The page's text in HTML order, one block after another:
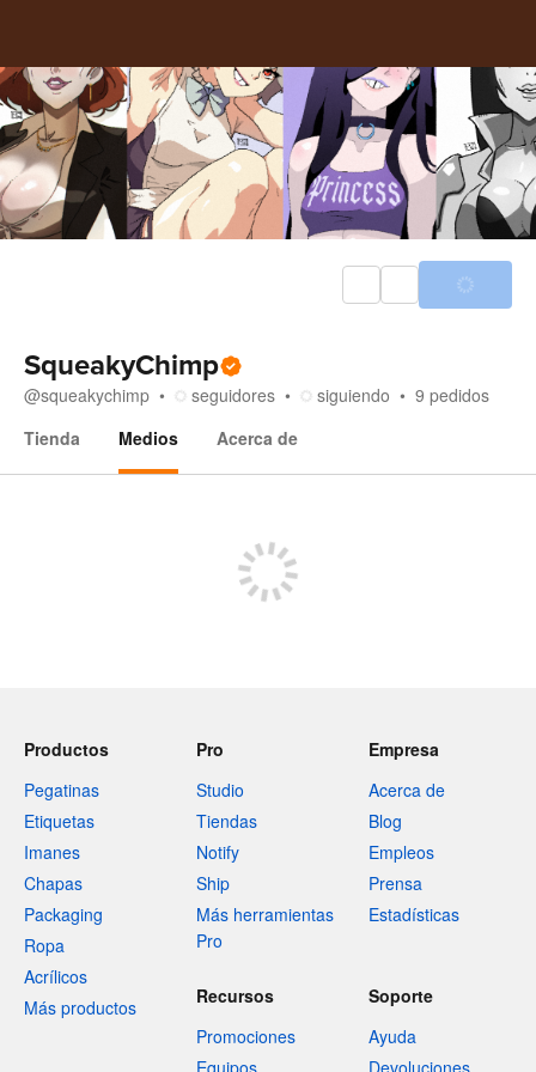
SqueakyChimp
@squeakychimp seguidores siguiendo 9 pedidos
Tienda
Medios Acerca de
Productos
Pegatinas
Etiquetas
Imanes
Chapas
Packaging
Ropa
Acrílicos
Más productos
Pro
Studio
Tiendas
Notify
Ship
Más herramientas
Pro
Empresa
Acerca de
Blog
Empleos
Prensa
Estadísticas
Recursos
Promociones
Equipos
Soporte
Ayuda
Devoluciones